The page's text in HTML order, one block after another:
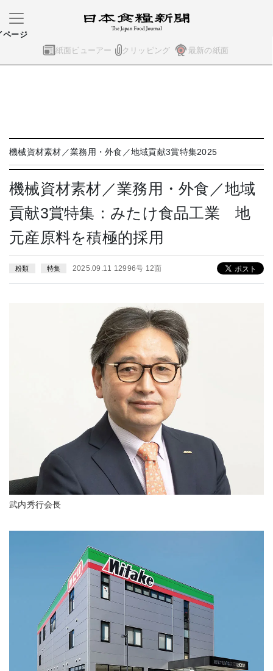
紙面ビューアー クリッピング 最新の紙面
ページ
機械資材素材／業務用・外食／地域貢献3賞特集2025
機械資材素材／業務用・外食／地域
貢献3賞特集：みたけ食品工業 地
元産原料を積極的採用
粉類 特集 2025.09.11 12996号 12面
武内秀行会長